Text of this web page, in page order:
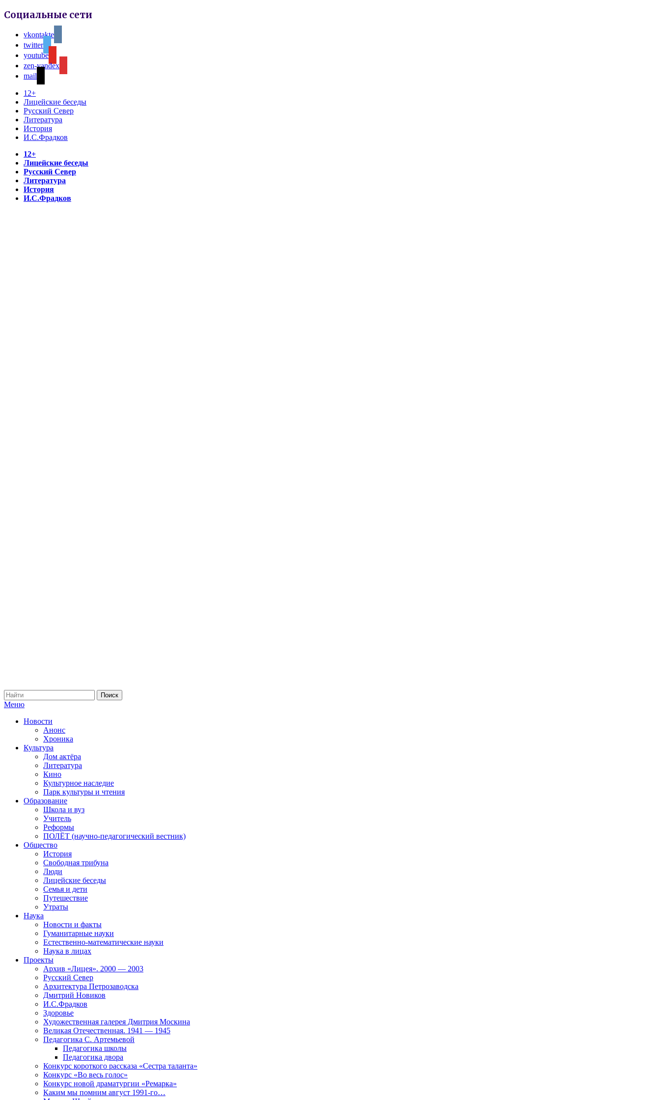
Социальные сети
vkontakte
twitter
youtube
zen-yandex
mail
12+
Лицейские беседы
Русский Север
Литература
История
И.С.Фрадков
12+
Лицейские беседы
Русский Север
Литература
История
И.С.Фрадков
Меню
Новости
Анонс
Хроника
Культура
Дом актёра
Литература
Кино
Культурное наследие
Парк культуры и чтения
Образование
Школа и вуз
Учитель
Реформы
ПОЛЁТ (научно-педагогический вестник)
Общество
История
Свободная трибуна
Люди
Лицейские беседы
Семья и дети
Путешествие
Утраты
Наука
Новости и факты
Гуманитарные науки
Естественно-математические науки
Наука в лицах
Проекты
Архив «Лицея». 2000 — 2003
Русский Север
Архитектура Петрозаводска
Дмитрий Новиков
И.С.Фрадков
Здоровье
Художественная галерея Дмитрия Москина
Великая Отечественная. 1941 — 1945
Педагогика С. Артемьевой
Педагогика школы
Педагогика двора
Конкурс короткого рассказа «Сестра таланта»
Конкурс «Во весь голос»
Конкурс новой драматургии «Ремарка»
Каким мы помним август 1991-го…